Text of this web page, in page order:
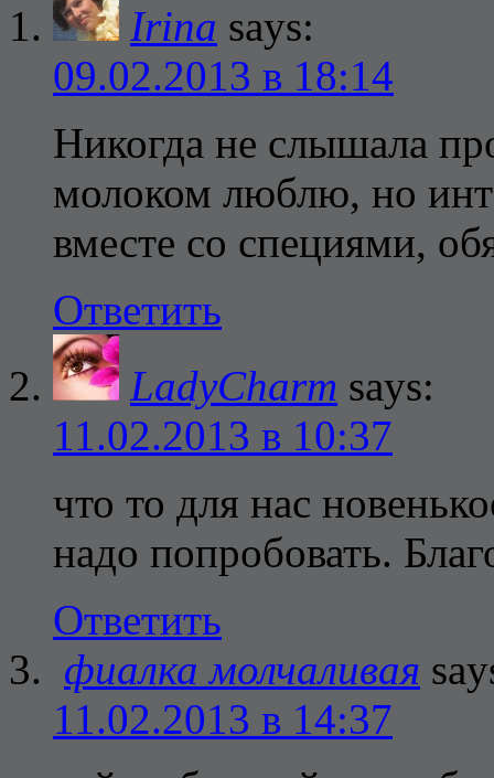
Irina says:
09.02.2013 в 18:14
Никогда не слышала
молоком люблю, но
вместе со специями,
Ответить
LadyCharm says:
11.02.2013 в 10:37
что то для нас
надо попробовать.
Ответить
фиалка молчаливая
11.02.2013 в 14:37